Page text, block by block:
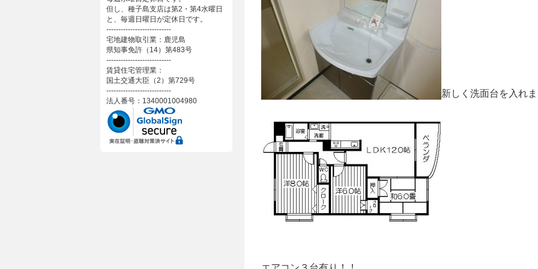
新しく洗面台を入れ
但し、種子島支店は第2・第4水曜日
と、毎週日曜日が定休日です。
---------------------------
宅地建物取引業：鹿児島
県知事免許（14）第483号
---------------------------
賃貸住宅管理業：
国土交通大臣（2）第729号
---------------------------
法人番号：1340001004980